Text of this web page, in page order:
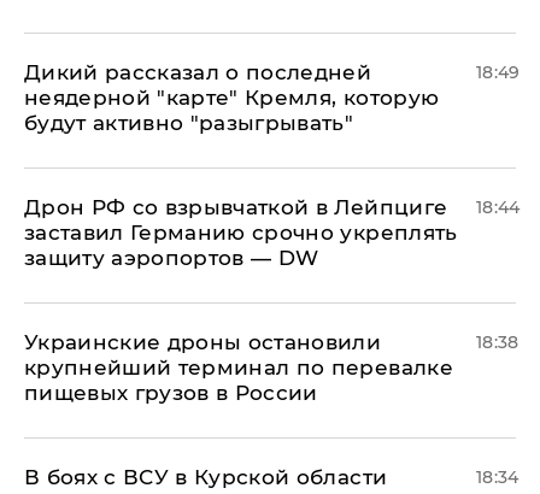
Дикий рассказал о последней
неядерной "карте" Кремля, которую
будут активно "разыгрывать"
18:49
​Дрон РФ со взрывчаткой в Лейпциге
заставил Германию срочно укреплять
защиту аэропортов — DW
18:44
Украинские дроны остановили
крупнейший терминал по перевалке
пищевых грузов в России
18:38
В боях с ВСУ в Курской области
18:34